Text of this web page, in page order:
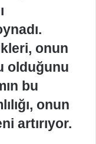
onun
olduğunu
bu
onun
artırıyor.